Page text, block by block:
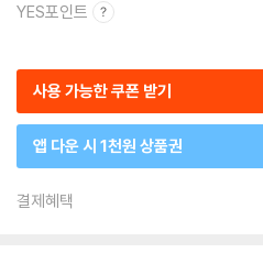
YES포인트
사용 가능한 쿠폰 받기
앱 다운 시 1천원 상품권
결제혜택